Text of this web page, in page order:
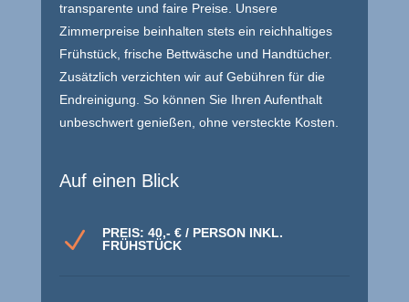
transparente und faire Preise. Unsere
Zimmerpreise beinhalten stets ein reichhaltiges
Frühstück, frische Bettwäsche und Handtücher.
Zusätzlich verzichten wir auf Gebühren für die
Endreinigung. So können Sie Ihren Aufenthalt
unbeschwert genießen, ohne versteckte Kosten.
Auf einen Blick
N
PREIS: 40,- € / PERSON INKL.
FRÜHSTÜCK